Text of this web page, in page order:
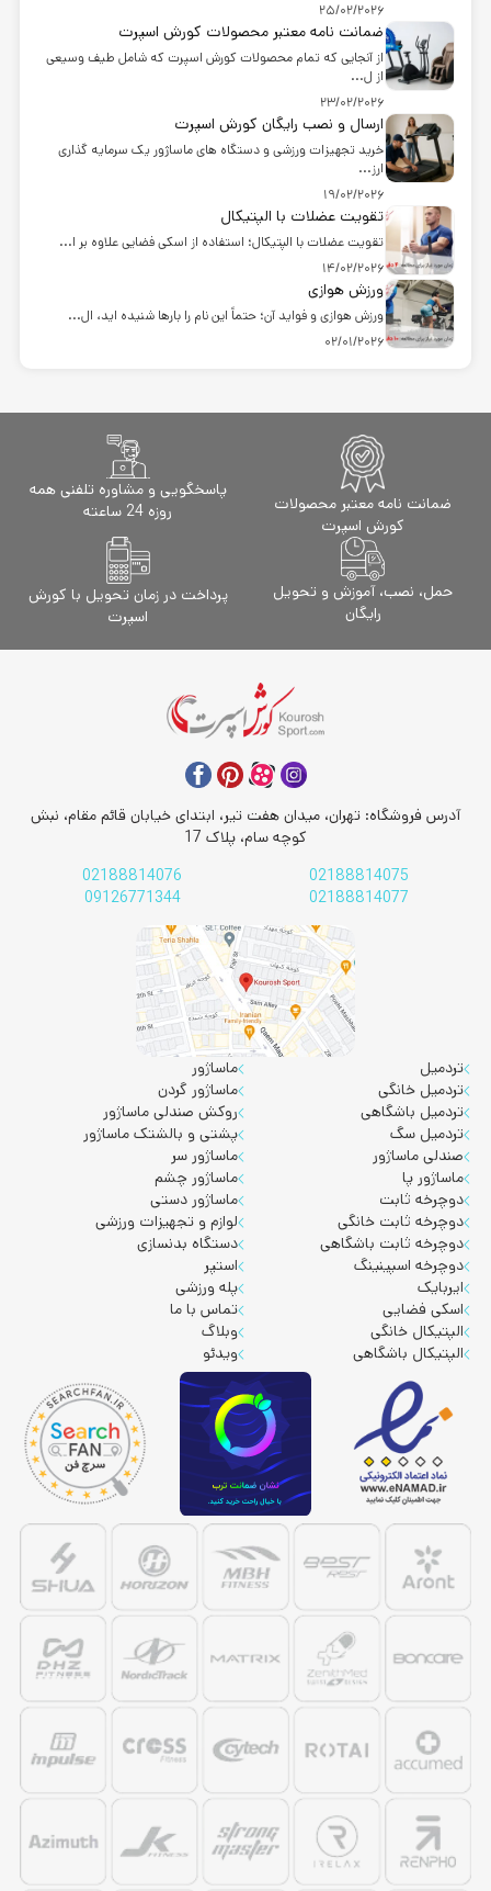
25/02/2026
ضمانت نامه معتبر محصولات کورش اسپرت
از آنجایی که تمام محصولات کورش اسپرت که شامل طیف وسیعی
از ل...
23/02/2026
ارسال و نصب رایگان کورش اسپرت
خرید تجهیزات ورزشی و دستگاه های ماساژور یک سرمایه گذاری
ارز...
19/02/2026
تقویت عضلات با الپتیکال
تقویت عضلات با الپتیکال؛ استفاده از اسکی فضایی علاوه بر ا...
14/02/2026
ورزش هوازی
ورزش هوازی و فواید آن؛ حتماً این نام را بارها شنیده اید، ال...
02/01/2026
ضمانت نامه معتبر محصولات
کورش اسپرت
پاسخگویی و مشاوره تلفنی همه
روزه 24 ساعته
حمل، نصب، آموزش و تحویل
رایگان
پرداخت در زمان تحویل با کورش
اسپرت
آدرس فروشگاه: تهران، میدان هفت تیر، ابتدای خیابان قائم مقام، نبش
کوچه سام، پلاک 17
02188814075
02188814076
02188814077
09126771344
تردمیل
تردمیل خانگی
تردمیل باشگاهی
تردمیل سگ
صندلی ماساژور
ماساژور پا
دوچرخه ثابت
دوچرخه ثابت خانگی
دوچرخه ثابت باشگاهی
دوچرخه اسپینینگ
ایربایک
اسکی فضایی
الپتیکال خانگی
الپتیکال باشگاهی
ماساژور
ماساژور گردن
روکش صندلی ماساژور
پشتی و بالشتک ماساژور
ماساژور سر
ماساژور چشم
ماساژور دستی
لوازم و تجهیزات ورزشی
دستگاه بدنسازی
استپر
پله ورزشی
تماس با ما
وبلاگ
ویدئو